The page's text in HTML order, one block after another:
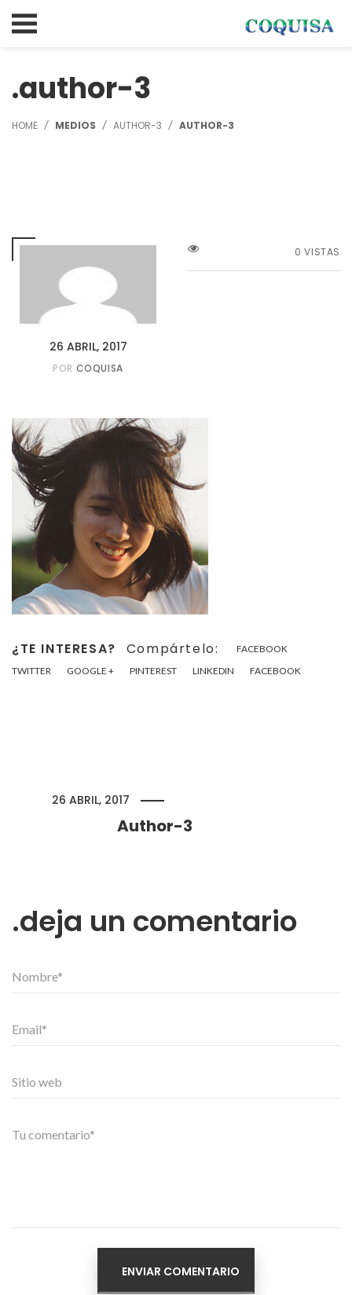
author-3
HOME MEDIOS AUTHOR-3 AUTHOR-3
26 ABRIL, 2017
POR COQUISA
0 VISTAS
¿TE INTERESA? Compártelo:
FACEBOOK
TWITTER
GOOGLE + PINTEREST LINKEDIN FACEBOOK
26 ABRIL, 2017
Author-3
deja un comentario